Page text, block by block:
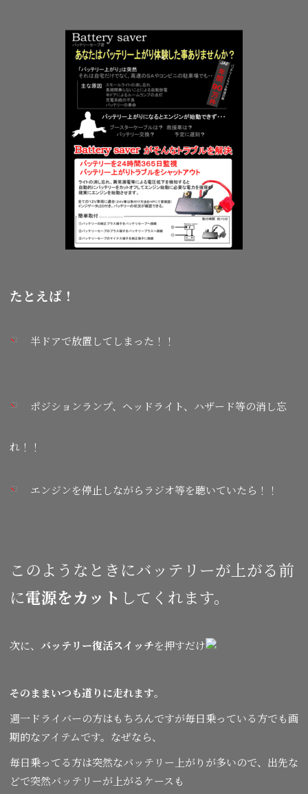
たとえば！
半ドアで放置してしまった！！
ポジションランプ、ヘッドライト、ハザード等の消し忘
れ！！
エンジンを停止しながらラジオ等を聴いていたら！！
このようなときにバッテリーが上がる前
に電源をカット してくれます。
次に、 バッテリー復活スイッチを押すだけ
そのままいつも道りに走れます。
週一ドライバーの方はもちろんですが毎日乗っている方でも画
期的なアイテムです。なぜなら、
毎日乗ってる方は突然なバッテリー上がりが多いので、出先な
どで突然バッテリーが上がるケースも